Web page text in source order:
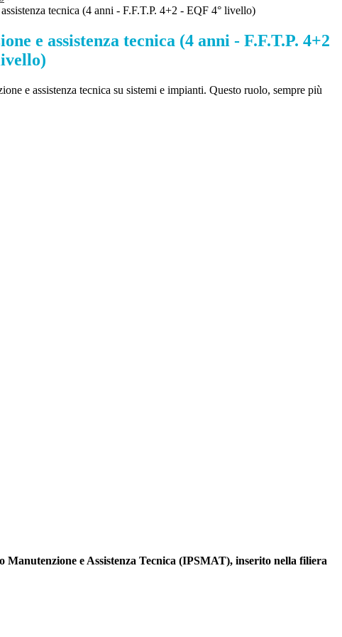
tecnica (4 anni - F.F.T.P. 4+2 - EQF 4° livello)
e assistenza tecnica (4 anni - F.F.T.P. 4+2
e assistenza tecnica su sistemi e impianti. Questo ruolo, sempre più
e Assistenza Tecnica (IPSMAT), inserito nella filiera